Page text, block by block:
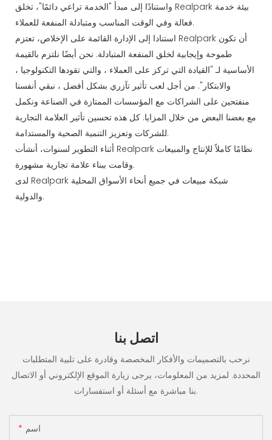
واستنادًا إلى مبدأ "الخدمة تراعي دائمًا"، تخلق Realpark بيئة خدمة
فعالة وفي الوقت المناسب ومتبادلة المنفعة للعملاء.
استنادا إلى الإدارة القائمة على الإخلاص، تعتزم Realpark أن تكون
طموحة وإيجابية لخلق المنفعة المتبادلة. نحن أيضًا نلتزم بالقيمة
الأساسية لـ "القيادة التي تركز على العملاء ، والتي تقودها التكنولوجيا ،
والابتكار". من أجل لعب تأثير تآزري بشكل أفضل ، نبقي أنفسنا
منفتحين على الشراكات مع المؤسسات الممتازة في الصناعة ونكمل
مع بعضنا البعض من خلال المزايا. كل هذه تحسين تأثير العلامة التجارية
للشركات وتعزيز التنمية الصحية والمستدامة.
أثناء التطوير لسنوات، أنشأت Realpark نظامًا كاملاً للإنتاج والمبيعات
وقامت ببناء علامة تجارية مشهورة.
لدى Realpark شبكة مبيعات في جميع أنحاء الأسواق المحلية
والدولية.
اتصل بنا
نرحب بالتصميمات والأفكار المخصصة وقادرة على تلبية المتطلبات
المحددة. لمزيد من المعلومات، يرجى زيارة الموقع الإلكتروني أو الاتصال
بنا مباشرة مع أسئلة أو استفسارات.
اسم